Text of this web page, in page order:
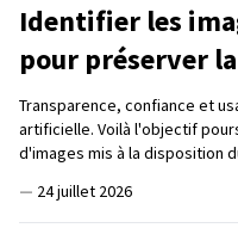
Identifier les
pour préserver
Transparence, confiance et
artificielle. Voilà l'objectif
d'images mis à la disposition
— 24 juillet 2026